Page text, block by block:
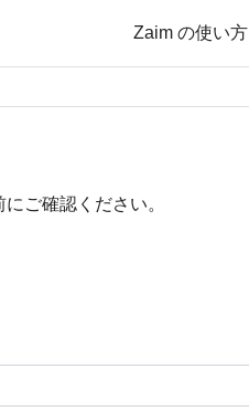
Zaim の使い方
ご確認ください。